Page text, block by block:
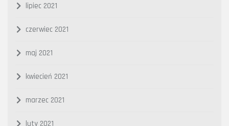
lipiec 2021
czerwiec 2021
maj 2021
kwiecień 2021
marzec 2021
luty 2021